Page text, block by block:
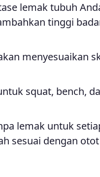
lemak tubuh
tinggi
menyesuaikan
squat, bench,
lemak untuk
sesuai dengan otot